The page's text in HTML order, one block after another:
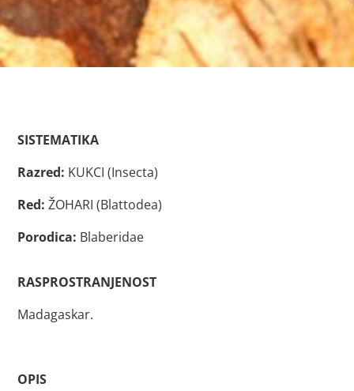
SISTEMATIKA
Razred: KUKCI (Insecta)
Red:ŽOHARI (Blattodea)
Porodica: Blaberidae
RASPROSTRANJENOST
Madagaskar.
OPIS